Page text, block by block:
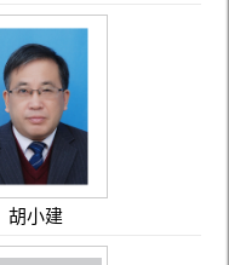
胡小建